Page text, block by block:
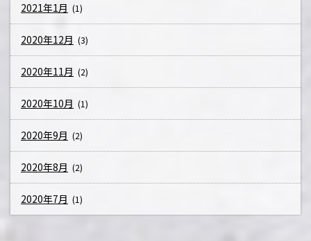
2021年1月 (1)
2020年12月 (3)
2020年11月 (2)
2020年10月 (1)
2020年9月 (2)
2020年8月 (2)
2020年7月 (1)